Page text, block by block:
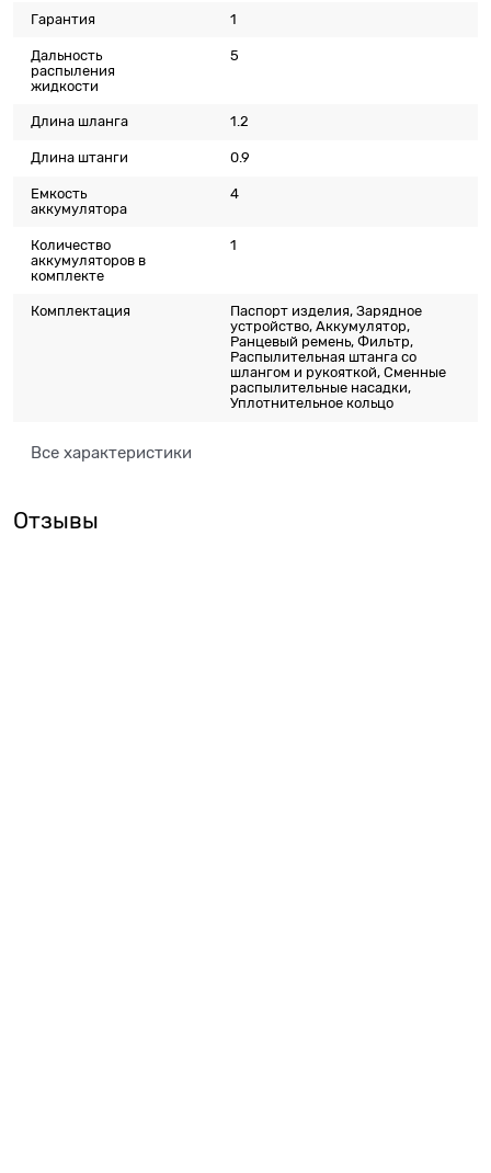
Гарантия 1
Дальность
распыления
жидкости
5
Длина шланга 1.2
Длина штанги 0.9
Емкость
аккумулятора
4
Количество
аккумуляторов в
комплекте
1
Комплектация
Паспорт изделия, Зарядное
устройство, Аккумулятор,
Ранцевый ремень, Фильтр,
Распылительная штанга со
шлангом и рукояткой, Сменные
распылительные насадки,
Уплотнительное кольцо
Все характеристики
Отзывы